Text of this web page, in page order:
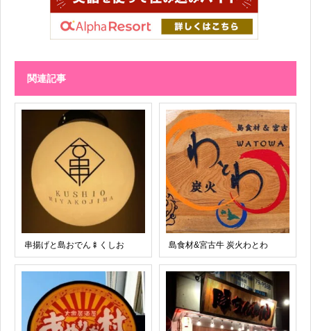
関連記事
串揚げと島おでん🍢くしお 島食材&宮古牛 炭火わとわ